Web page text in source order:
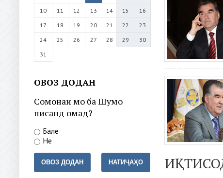
10
11 12 13 14 15
16
17
18 19 20 21 22
23
24
25 26 27 28 29
30
31
ОВОЗ ДОДАН
Сомонаи мо ба Шумо
писанд омад?
Бале
Не
ОВОЗ ДОДАН НАТИҶАҲО